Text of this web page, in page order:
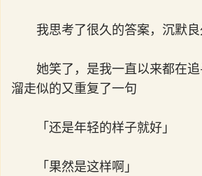
我思考了很久的答案，沉默良
她笑了，是我一直以来都在
溜走似的又重复了一句
「还是年轻的样子就好」
「果然是这样啊」